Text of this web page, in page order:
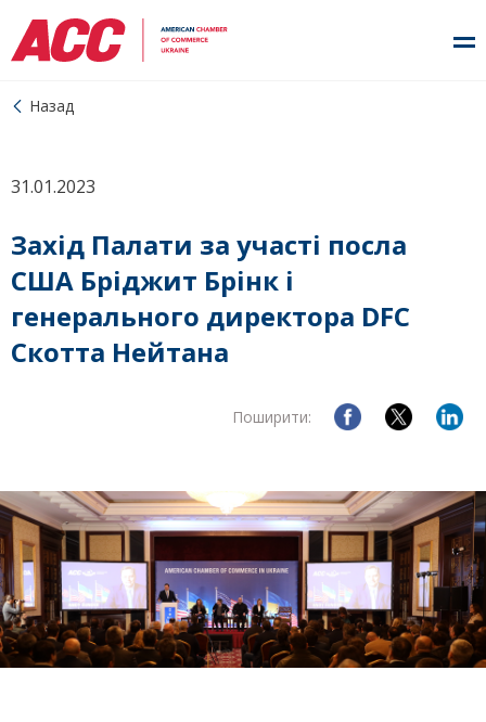
Назад
31.01.2023
Захід Палати за участі посла
США Бріджит Брінк і
генерального директора DFC
Скотта Нейтана
Поширити: